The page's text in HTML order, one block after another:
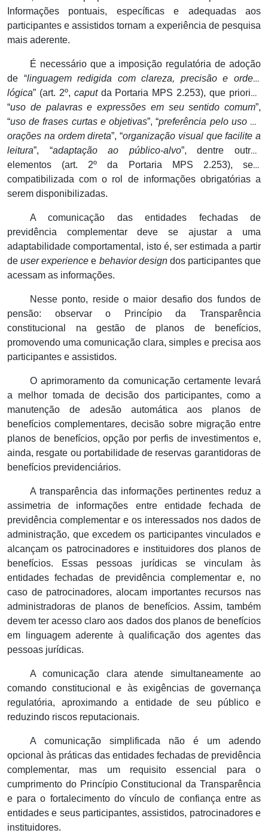
Informações pontuais, específicas e adequadas aos
participantes e assistidos tornam a experiência de pesquisa
mais aderente.
É necessário que a imposição regulatória de adoção
de “linguagem redigida com clareza, precisão e ordem
lógica” (art. 2º, caput da Portaria MPS 2.253), que priorize
“uso de palavras e expressões em seu sentido comum”,
“uso de frases curtas e objetivas”, “preferência pelo uso de
orações na ordem direta”, “organização visual que facilite a
leitura”, “adaptação ao público-alvo”, dentre outros
elementos (art. 2º
da Portaria MPS 2.253), seja
compatibilizada com o rol de informações obrigatórias a
serem disponibilizadas.
A comunicação das entidades fechadas de
previdência complementar deve se ajustar a uma
adaptabilidade comportamental, isto é, ser estimada a partir
deuser experience e behavior designdos participantes que
acessam as informações.
Nesse ponto, reside o maior desafio dos fundos de
pensão: observar o Princípio da Transparência
constitucional na gestão de planos de benefícios,
promovendo uma comunicação clara, simples e precisa aos
participantes e assistidos.
O aprimoramento da comunicação certamente levará
a melhor tomada de decisão dos participantes, como a
manutenção de adesão automática aos planos de
benefícios complementares, decisão sobre migração entre
planos de benefícios, opção por perfis de investimentos e,
ainda, resgate ou portabilidade de reservas garantidoras de
benefícios previdenciários.
A transparência das informações pertinentes reduz a
assimetria de informações entre entidade fechada de
previdência complementar e os interessados nos dados de
administração, que excedem os participantes vinculados e
alcançam os patrocinadores e instituidores dos planos de
benefícios. Essas pessoas jurídicas se vinculam às
entidades fechadas de previdência complementar e, no
caso de patrocinadores, alocam importantes recursos nas
administradoras de planos de benefícios. Assim, também
devem ter acesso claro aos dados dos planos de benefícios
em linguagem aderente à qualificação dos agentes das
pessoas jurídicas.
A comunicação clara atende simultaneamente ao
comando constitucional e às exigências de governança
regulatória, aproximando a entidade de seu público e
reduzindo riscos reputacionais.
A comunicação simplificada não é um adendo
opcional às práticas das entidades fechadas de previdência
complementar, mas um requisito essencial para o
cumprimento do Princípio Constitucional da Transparência
e para o fortalecimento do vínculo de confiança entre as
entidades e seus participantes, assistidos, patrocinadores e
instituidores.